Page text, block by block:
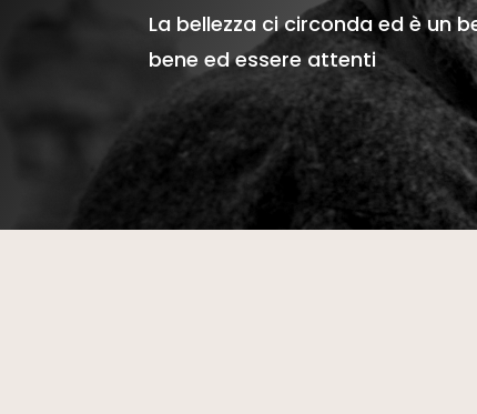
La bellezza ci circonda ed è un
bene ed essere attenti